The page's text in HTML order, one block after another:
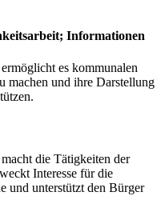
Informationen
es kommunalen
machen und ihre Darstellung
die Tätigkeiten der
Interesse für die
und unterstützt den Bürger